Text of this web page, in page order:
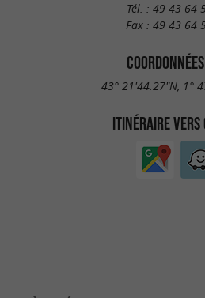
Tél. : 49 43 64
Fax : 49 43 64
43° 21'44.27"N, 1°
ITINÉRAIRE VERS